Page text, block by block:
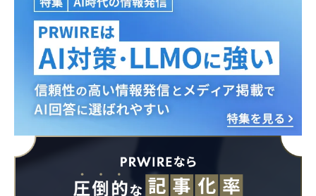
Japanese
English